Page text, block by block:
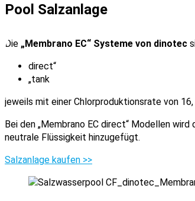
Pool Salzanlage
Die „Membrano EC“ Systeme von dinotec
direct“
„tank
jeweils mit einer Chlorproduktionsrate von
Bei den „Membrano EC direct“ Modellen
neutrale Flüssigkeit hinzugefügt.
Salzanlage kaufen >>